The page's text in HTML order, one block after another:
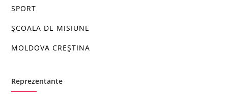
SPORT
ȘCOALA DE MISIUNE
MOLDOVA CREȘTINA
Reprezentante